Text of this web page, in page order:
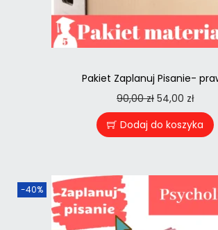
Pakiet Zaplanuj Pisanie-
90,00zł 54,00 zł
Dodaj do koszyka
-40%